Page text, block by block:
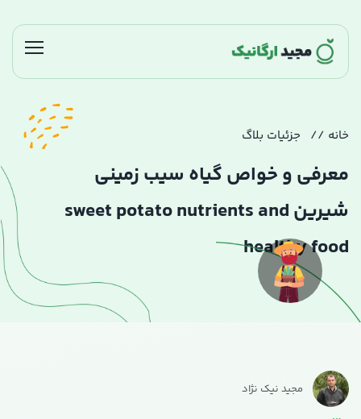
خانه جزئیات بلاگ
معرفی و خواص گیاه سیب زمینی
شیرین sweet potato nutrients and
healthy food
مجید نیک نژاد